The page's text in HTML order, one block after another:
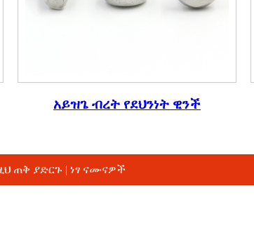
አይዝጌ ብረት የደህንነት ዊንች
ጠቅ ያድርጉ | ነፃ ናሙናዎች